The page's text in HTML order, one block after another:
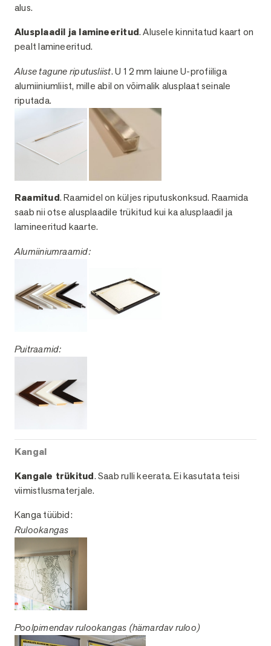
alus.
Alusplaadil ja lamineeritud. Alusele kinnitatud kaart on
pealt lamineeritud.
Aluse tagune riputusliist. U 12 mm laiune U-profiiliga
alumiiniumliist, mille abil on võimalik alusplaat seinale
riputada.
Raamitud. Raamidel on küljes riputuskonksud. Raamida
saab nii otse alusplaadile trükitud kui ka alusplaadil ja
lamineeritud kaarte.
Alumiiniumraamid:
Puitraamid:
Kangal
Kangale trükitud. Saab rulli keerata. Ei kasutata teisi
viimistlusmaterjale.
Kanga tüübid:
Rulookangas
Poolpimendav rulookangas (hämardav ruloo)